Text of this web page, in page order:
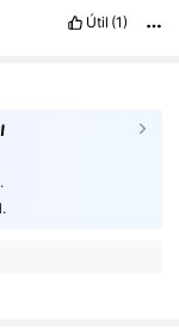
Útil (1)